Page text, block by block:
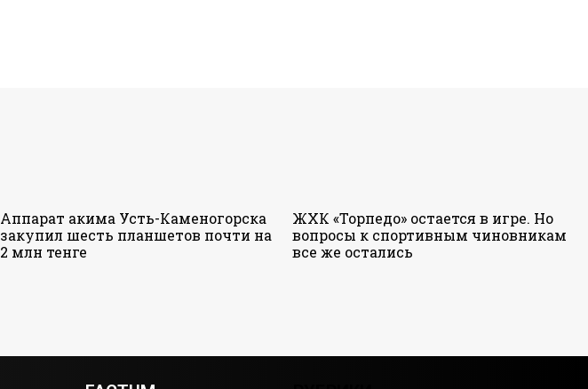
Аппарат акима Усть-Каменогорска
закупил шесть планшетов почти на
2 млн тенге
ЖХК «Торпедо» остается в игре. Но
вопросы к спортивным чиновникам
все же остались